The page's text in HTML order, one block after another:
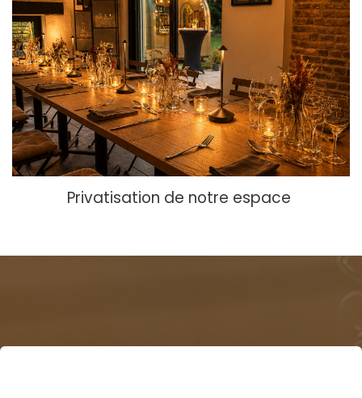
Privatisation de notre espace